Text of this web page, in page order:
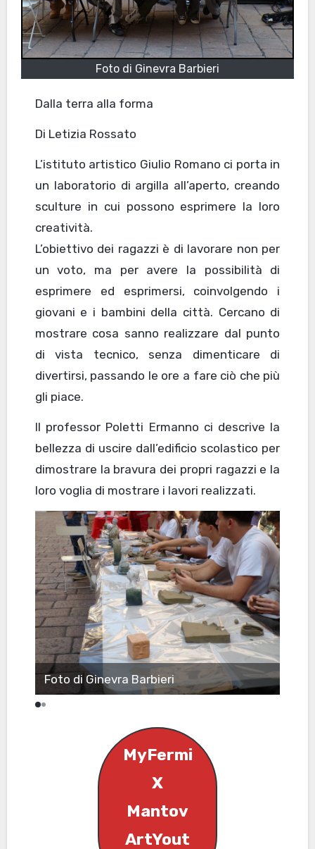
Foto di Ginevra Barbieri
Dalla terra alla forma
Di Letizia Rossato
L’istituto artistico Giulio Romano ci porta in
un laboratorio di argilla all’aperto, creando
sculture in cui possono esprimere la loro
creatività.
L’obiettivo dei ragazzi è di lavorare non per
un voto, ma per avere la possibilità di
esprimere ed esprimersi, coinvolgendo i
giovani e i bambini della città. Cercano di
mostrare cosa sanno realizzare dal punto
di vista tecnico, senza dimenticare di
divertirsi, passando le ore a fare ciò che più
gli piace.
Il professor Poletti Ermanno ci descrive la
bellezza di uscire dall’edificio scolastico per
dimostrare la bravura dei propri ragazzi e la
loro voglia di mostrare i lavori realizzati.
Foto di Ginevra Barbieri
MyFermi
X
Mantov
ArtYout